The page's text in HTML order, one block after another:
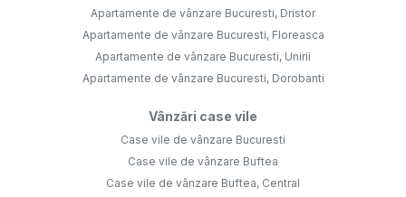
Apartamente de vânzare Bucuresti, Dristor
Apartamente de vânzare Bucuresti, Floreasca
Apartamente de vânzare Bucuresti, Unirii
Apartamente de vânzare Bucuresti, Dorobanti
Vânzări case vile
Case vile de vânzare Bucuresti
Case vile de vânzare Buftea
Case vile de vânzare Buftea, Central